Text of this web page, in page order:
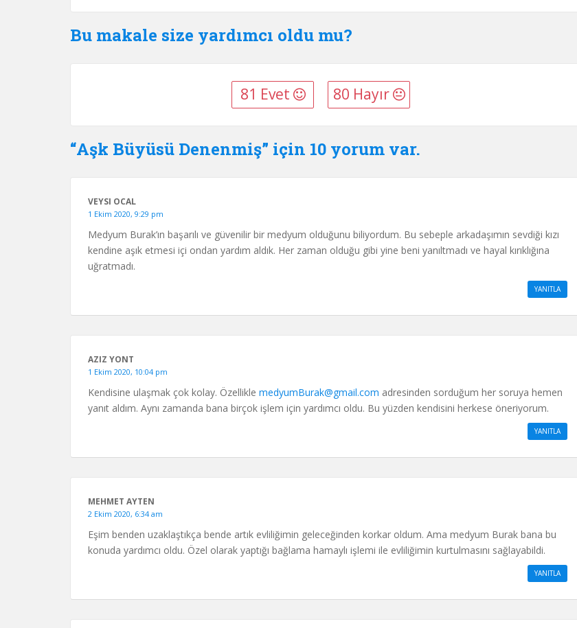
Bu makale size yardımcı oldu mu?
81 Evet 80 Hayır
“Aşk Büyüsü Denenmiş” için 10 yorum var.
VEYSI OCAL
1 Ekim 2020, 9:29 pm
Medyum Burak’ın başarılı ve güvenilir bir medyum olduğunu biliyordum. Bu sebeple arkadaşımın sevdiği kızı
kendine aşık etmesi içi ondan yardım aldık. Her zaman olduğu gibi yine beni yanıltmadı ve hayal kırıklığına
uğratmadı.
YANITLA
AZIZ YONT
1 Ekim 2020, 10:04 pm
Kendisine ulaşmak çok kolay. Özellikle medyumBurak@gmail.com adresinden sorduğum her soruya hemen
yanıt aldım. Aynı zamanda bana birçok işlem için yardımcı oldu. Bu yüzden kendisini herkese öneriyorum.
YANITLA
MEHMET AYTEN
2 Ekim 2020, 6:34 am
Eşim benden uzaklaştıkça bende artık evliliğimin geleceğinden korkar oldum. Ama medyum Burak bana bu
konuda yardımcı oldu. Özel olarak yaptığı bağlama hamaylı işlemi ile evliliğimin kurtulmasını sağlayabildi.
YANITLA